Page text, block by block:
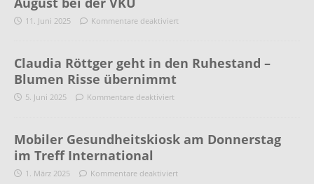
11. Juni 2025 Kommentare deaktiviert
Claudia Röttger geht in den Ruhestand –
Blumen Risse übernimmt
5. Juni 2025 Kommentare deaktiviert
Mobiler Gesundheitskiosk am Donnerstag
im Treff International
1. März 2025 Kommentare deaktiviert